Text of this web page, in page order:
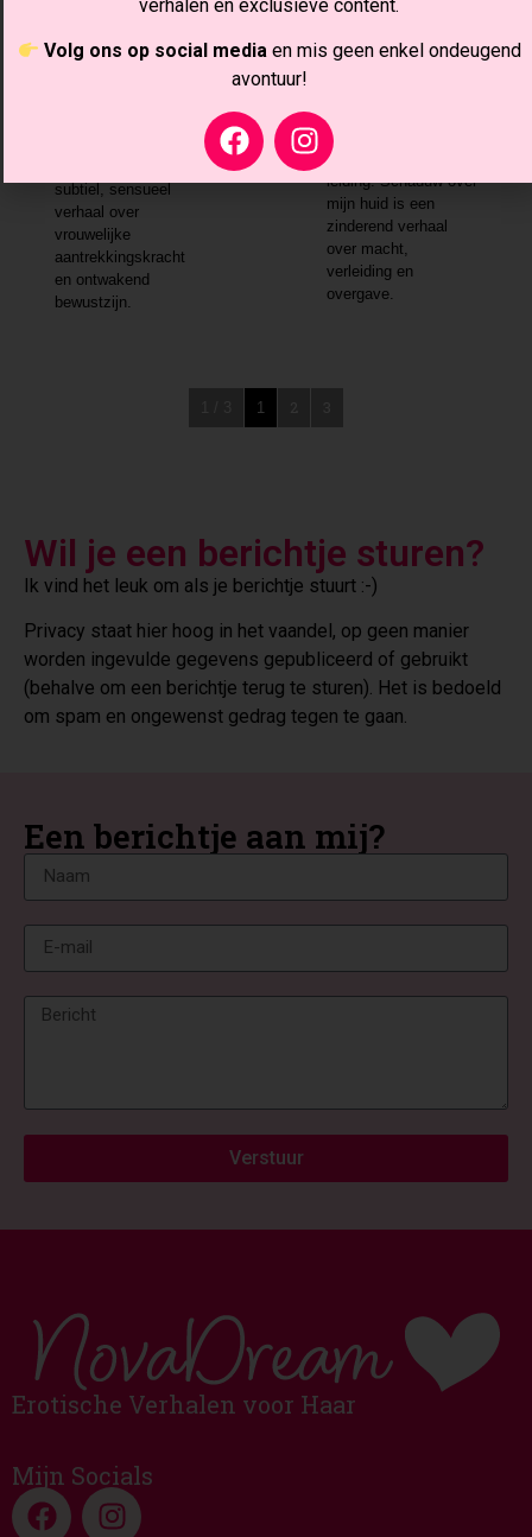
verlangen
subtiel, sensueel
verhaal over
vrouwelijke
aantrekkingskracht
en ontwakend
bewustzijn.
Op het strand neemt
zij onverwacht de
leiding. Schaduw over
mijn huid is een
zinderend verhaal
over macht,
verleiding en
overgave.
1
Een berichtje aan mij?
Verstuur
Wil je een berichtje sturen?
Ik vind het leuk om als je berichtje stuurt :-)
Privacy staat hier hoog in het vaandel, op geen manier
worden ingevulde gegevens gepubliceerd of gebruikt
(behalve om een berichtje terug te sturen). Het is bedoeld
om spam en ongewenst gedrag tegen te gaan.
Erotische Verhalen voor Haar
Mijn Socials
verhalen en exclusieve content.
Volg ons op social mediaen mis geen enkel ondeugend
avontuur!